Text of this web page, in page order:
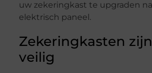
uw zekeringkast te upgraden
elektrisch paneel.
Zekeringkasten
veilig